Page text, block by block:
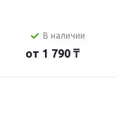
В наличии
от 1 790 ₸